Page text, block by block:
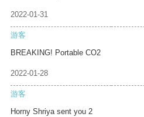
2022-01-31
游客
BREAKING! Portable CO2
2022-01-28
游客
Horny Shriya sent you 2